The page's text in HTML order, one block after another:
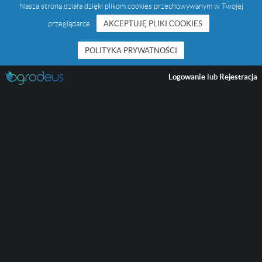
Nasza strona działa dzięki plikom cookies przechowywanym w Twojej
przeglądarce.
AKCEPTUJĘ PLIKI COOKIES
POLITYKA PRYWATNOŚCI
Logowanie lub Rejestracja